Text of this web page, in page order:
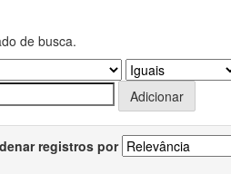
de busca.
registros por